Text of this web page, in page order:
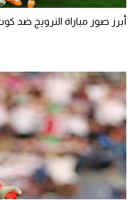
أبرز صور مباراة النرويج ضد